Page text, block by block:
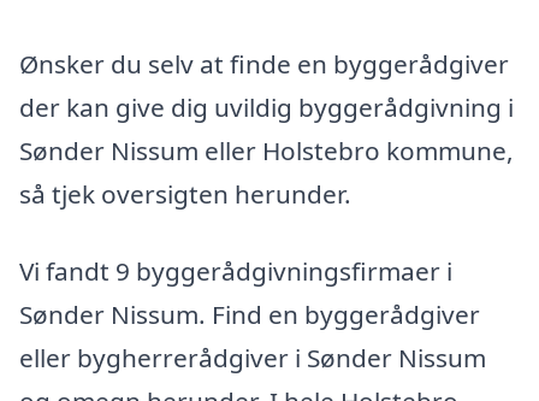
Ønsker du selv at finde en byggerådgiver
der kan give dig uvildig byggerådgivning i
Sønder Nissum eller Holstebro kommune,
så tjek oversigten herunder.
Vi fandt 9 byggerådgivningsfirmaer i
Sønder Nissum. Find en byggerådgiver
eller bygherrerådgiver i Sønder Nissum